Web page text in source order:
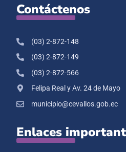
Contáctenos
(03) 2-872-148
(03) 2-872-149
(03) 2-872-566
Felipa Real y Av. 24 de Mayo
municipio@cevallos.gob.ec
Enlaces